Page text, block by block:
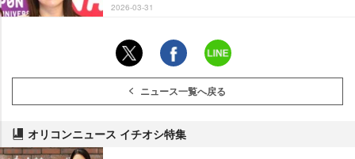
2026-03-31
ニュース一覧へ戻る
オリコンニュース イチオシ特集